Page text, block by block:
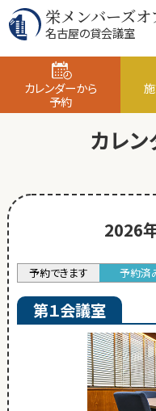
栄メンバーズ
名古屋の貸会議室
カレンダーから
予約
カレ
2026
予約できます 予約済
第１会議室